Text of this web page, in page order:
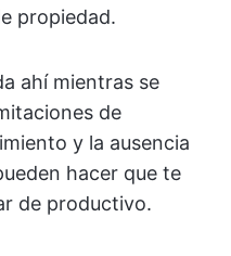
propiedad.
ahí mientras se
de
y la ausencia
hacer que te
de productivo.